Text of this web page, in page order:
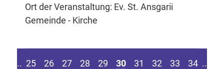
Ort der Veranstaltung: Ev. St. Ansgarii
Gemeinde - Kirche
springen
vorherigen Seite
.... 25 26 27 28 29 30 31 32 33 34 ....